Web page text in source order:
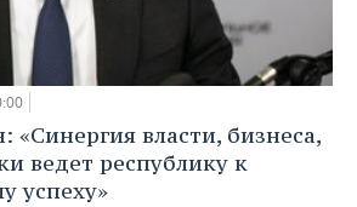
«Синергия власти, бизнеса,
ведет республику к
успеху»